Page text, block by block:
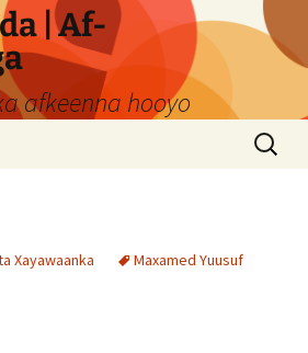
| Af-
afkeenna hooyo
Search
for:
Xayawaanka
Maxamed Yuusuf